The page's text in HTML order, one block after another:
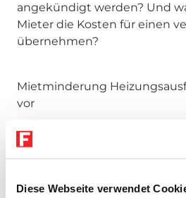
Diese Webseite verwendet
angekündigt werden? Und
Mieter die Kosten für einen
übernehmen?
Mietminderung
vor
Lesen Sie hier, wann eine
Heizungsausfalls
funktioniert.